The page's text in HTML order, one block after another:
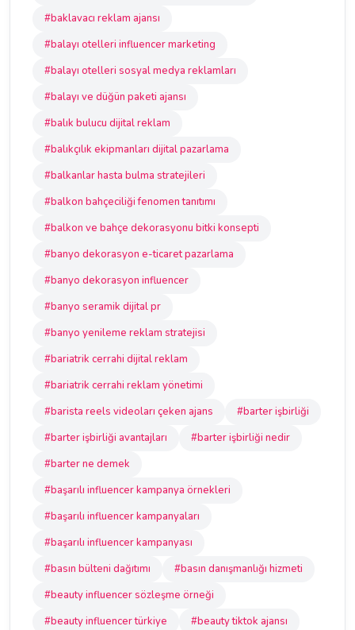
#baklavacı reklam ajansı
#balayı otelleri influencer marketing
#balayı otelleri sosyal medya reklamları
#balayı ve düğün paketi ajansı
#balık bulucu dijital reklam
#balıkçılık ekipmanları dijital pazarlama
#balkanlar hasta bulma stratejileri
#balkon bahçeciliği fenomen tanıtımı
#balkon ve bahçe dekorasyonu bitki konsepti
#banyo dekorasyon e-ticaret pazarlama
#banyo dekorasyon influencer
#banyo seramik dijital pr
#banyo yenileme reklam stratejisi
#bariatrik cerrahi dijital reklam
#bariatrik cerrahi reklam yönetimi
#barista reels videoları çeken ajans
#barter işbirliği
#barter işbirliği avantajları
#barter işbirliği nedir
#barter ne demek
#başarılı influencer kampanya örnekleri
#başarılı influencer kampanyaları
#başarılı influencer kampanyası
#basın bülteni dağıtımı
#basın danışmanlığı hizmeti
#beauty influencer sözleşme örneği
#beauty influencer türkiye
#beauty tiktok ajansı